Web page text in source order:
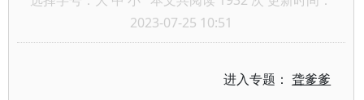
2023-07-25 10:51
进入专题：聋爹爹